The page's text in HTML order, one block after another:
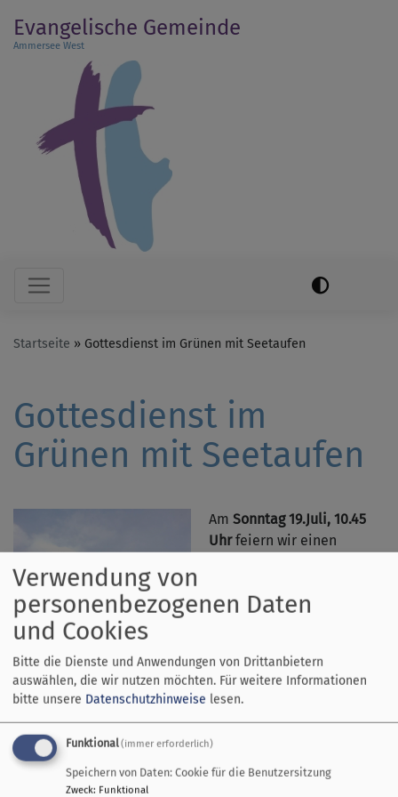
zum
Inhalt
Evangelische Gemeinde
Ammersee West
Hauptnavigation
Startseite Gottesdienst im Grünen mit Seetaufen
Gottesdienst im
Grünen mit Seetaufen
Bildrechte
Am Sonntag 19.Juli, 10.45
Uhrfeiern wir einen
Für uns ist dieWiese beim
reserviert.
Dabei werden auch zwei
der Gottesdienst vom
Posaunenchor Heiligs Blechle.
Verwendung von
personenbezogenen Daten
und Cookies
Bitte die Dienste und Anwendungen von Drittanbietern
auswählen, die wir nutzen möchten. Für weitere Informationen
bitte unsere Datenschutzhinweise lesen.
Funktional(immer erforderlich)
Speichern von Daten: Cookie für die Benutzersitzung
Zweck: Funktional